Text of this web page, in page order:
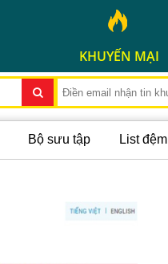
KHUYẾN MẠI
Bộ sưu tập List đệm